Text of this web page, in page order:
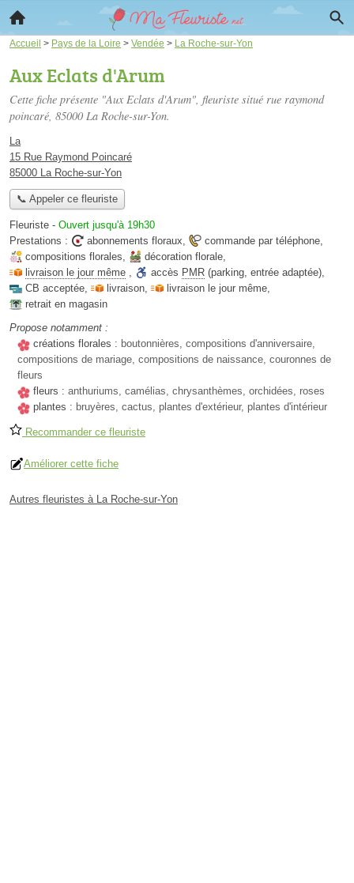
Accueil > Pays de la Loire > Vendée > La Roche-sur-Yon
Aux Eclats d'Arum
Cette fiche présente "Aux Eclats d'Arum", fleuriste situé rue raymond
poincaré, 85000 La Roche-sur-Yon.
La
15 Rue Raymond Poincaré
85000 La Roche-sur-Yon
📞 Appeler ce fleuriste
Fleuriste - Ouvert jusqu'à 19h30
Prestations :
abonnements floraux, commande par téléphone,
compositions florales, décoration florale,
livraison le jour même , accès PMR (parking, entrée adaptée),
CB acceptée, livraison, livraison le jour même,
retrait en magasin
Propose notamment :
créations florales : boutonnières, compositions d'anniversaire,
compositions de mariage, compositions de naissance, couronnes de
fleurs
fleurs : anthuriums, camélias, chrysanthèmes, orchidées, roses
plantes : bruyères, cactus, plantes d'extérieur, plantes d'intérieur
Recommander ce fleuriste
Améliorer cette fiche
Autres fleuristes à La Roche-sur-Yon